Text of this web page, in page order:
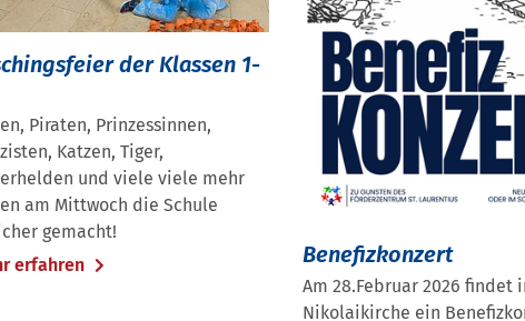
der Klassen 1-
Piraten, Prinzessinnen,
Katzen, Tiger,
und viele viele mehr
am Mittwoch die Schule
gemacht!
erfahren
Benefizkonzert
Am 28.Februar 2026 findet
Nikolaikirche ein